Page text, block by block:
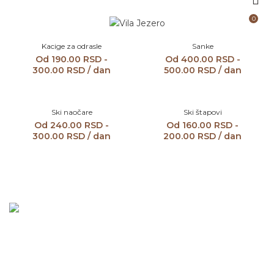
0
Kacige za odrasle
Od 190.00 RSD -
300.00 RSD / dan
Sanke
Od 400.00 RSD-
500.00 RSD/ dan
Ski naočare
Od 240.00 RSD -
300.00 RSD / dan
Ski štapovi
Od 160.00 RSD -
200.00 RSD / dan